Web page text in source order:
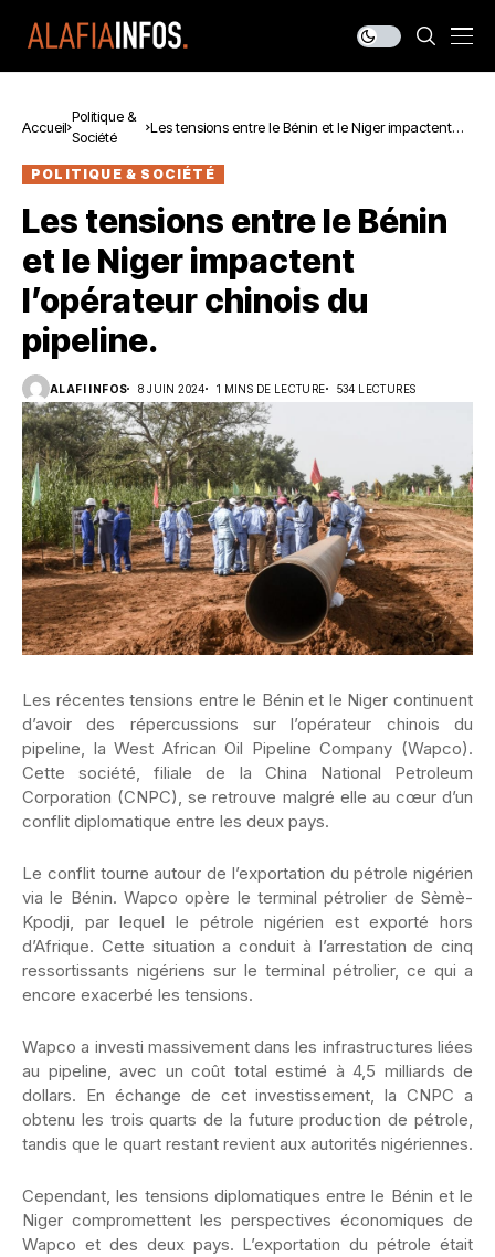
Accueil
Politique &
Société
Les tensions entre le Bénin et le Niger impactent
POLITIQUE & SOCIÉTÉ
Les tensions entre le Bénin
et le Niger impactent
l’opérateur chinois du
pipeline.
ALAFI INFOS 8 JUIN 2024 1 MINS DE LECTURE 534 LECTURES
Les récentes tensions entre le Bénin et le Niger continuent
d’avoir des répercussions sur l’opérateur chinois du
pipeline, la West African Oil Pipeline Company (Wapco).
Cette société, filiale de la China National Petroleum
Corporation (CNPC), se retrouve malgré elle au cœur d’un
conflit diplomatique entre les deux pays.
Le conflit tourne autour de l’exportation du pétrole nigérien
via le Bénin. Wapco opère le terminal pétrolier de Sèmè-
Kpodji, par lequel le pétrole nigérien est exporté hors
d’Afrique. Cette situation a conduit à l’arrestation de cinq
ressortissants nigériens sur le terminal pétrolier, ce qui a
encore exacerbé les tensions.
Wapco a investi massivement dans les infrastructures liées
au pipeline, avec un coût total estimé à 4,5 milliards de
dollars. En échange de cet investissement, la CNPC a
obtenu les trois quarts de la future production de pétrole,
tandis que le quart restant revient aux autorités nigériennes.
Cependant, les tensions diplomatiques entre le Bénin et le
Niger compromettent les perspectives économiques de
Wapco et des deux pays. L’exportation du pétrole était